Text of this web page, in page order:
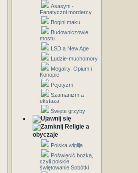
Asasyni -
Fanatyczni mordercy
Bogini maku
Budowniczowie
mostu
LSD a New Age
Ludzie-muchomory
Megality, Opium i
Konopie
Pejotyzm
Szamanizm a
ekstaza
Święte grzyby
Religie a
obyczaje
Polska wigilja
Poświęcić bożka,
czyli polskie
świętowanie Sobótki